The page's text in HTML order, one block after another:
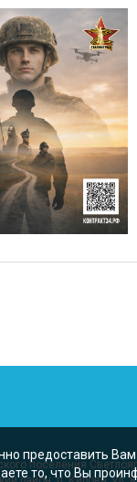
поселения
предоставить
то, что Вы